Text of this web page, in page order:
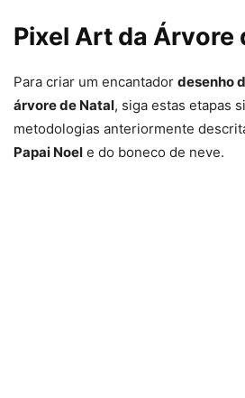
Pixel Art da Árvore
Para criar um encantador desenho
árvore de Natal, siga estas etapas
metodologias anteriormente
Papai Noel e do boneco de neve.